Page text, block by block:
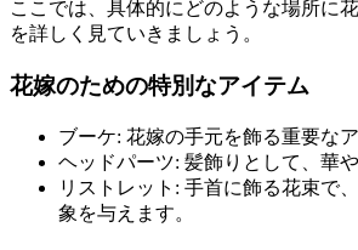
ここでは、具体的にどのような場所に
を詳しく見ていきましょう。
花嫁のための特別なアイテム
ブーケ: 花嫁の手元を飾る重要な
ヘッドパーツ: 髪飾りとして、華
リストレット: 手首に飾る花束で
象を与えます。